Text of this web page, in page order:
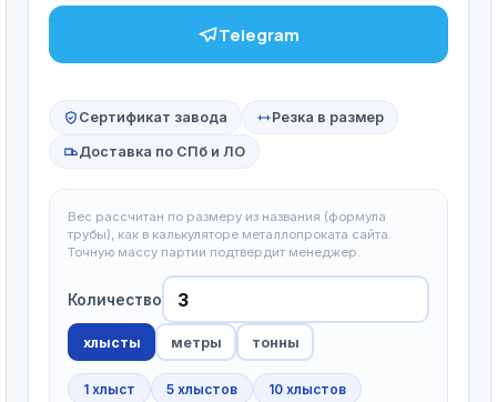
Telegram
Сертификат завода Резка в размер
Доставка по СПб и ЛО
Вес рассчитан по размеру из названия (формула
трубы), как в калькуляторе металлопроката сайта.
Точную массу партии подтвердит менеджер.
Количество
хлысты метры тонны
1 хлыст 5 хлыстов
10 хлыстов